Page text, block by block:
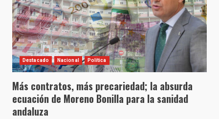
Destacado Nacional Política
Más contratos, más precariedad; la absurda
ecuación de Moreno Bonilla para la sanidad
andaluza